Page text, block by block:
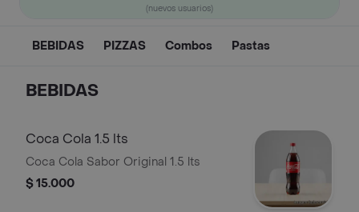
(nuevos usuarios)
BEBIDAS PIZZAS Combos Pastas
BEBIDAS
Coca Cola 1.5 lts
Coca Cola Sabor Original 1.5 lts
$ 15.000